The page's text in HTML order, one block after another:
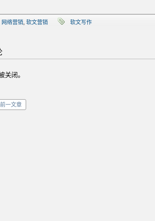
网络营销 软文营销 软文写作
关闭。
前一文章